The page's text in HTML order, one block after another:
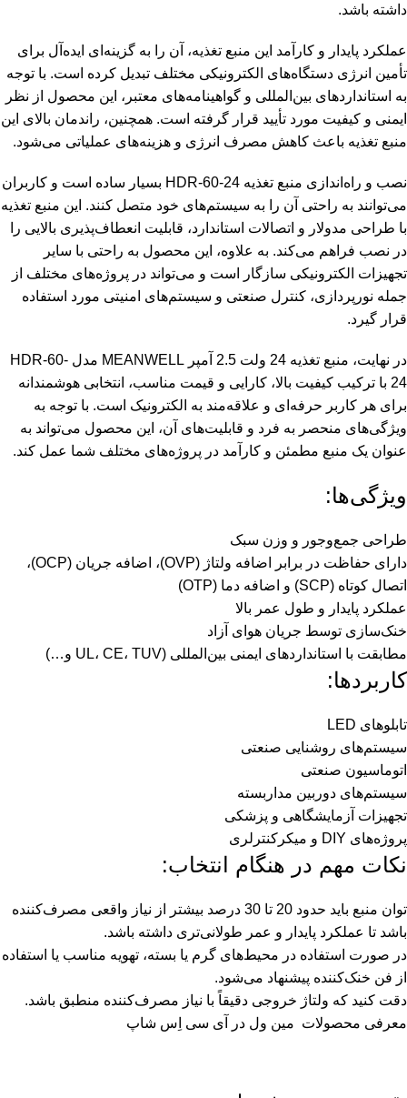
داشته باشد.
عملکرد پایدار و کارآمد این منبع تغذیه، آن را به گزینه‌ای ایده‌آل برای
تأمین انرژی دستگاه‌های الکترونیکی مختلف تبدیل کرده است. با توجه
به استانداردهای بین‌المللی و گواهینامه‌های معتبر، این محصول از نظر
ایمنی و کیفیت مورد تأیید قرار گرفته است. همچنین، راندمان بالای این
منبع تغذیه باعث کاهش مصرف انرژی و هزینه‌های عملیاتی می‌شود.
نصب و راه‌اندازی منبع تغذیه HDR-60-24 بسیار ساده است و کاربران
می‌توانند به راحتی آن را به سیستم‌های خود متصل کنند. این منبع تغذیه
با طراحی مدولار و اتصالات استاندارد، قابلیت انعطاف‌پذیری بالایی را
در نصب فراهم می‌کند. به علاوه، این محصول به راحتی با سایر
تجهیزات الکترونیکی سازگار است و می‌تواند در پروژه‌های مختلف از
جمله نورپردازی، کنترل صنعتی و سیستم‌های امنیتی مورد استفاده
قرار گیرد.
در نهایت، منبع تغذیه 24 ولت 2.5 آمپر MEANWELL مدل HDR-60-
24 با ترکیب کیفیت بالا، کارایی و قیمت مناسب، انتخابی هوشمندانه
برای هر کاربر حرفه‌ای و علاقه‌مند به الکترونیک است. با توجه به
ویژگی‌های منحصر به فرد و قابلیت‌های آن، این محصول می‌تواند به
عنوان یک منبع مطمئن و کارآمد در پروژه‌های مختلف شما عمل کند.
ویژگی‌ها:
طراحی جمع‌وجور و وزن سبک
دارای حفاظت در برابر اضافه ولتاژ (OVP)، اضافه جریان (OCP)،
اتصال کوتاه (SCP) و اضافه دما (OTP)
عملکرد پایدار و طول عمر بالا
خنک‌سازی توسط جریان هوای آزاد
مطابقت با استانداردهای ایمنی بین‌المللی (UL، CE، TUV و…)
کاربردها:
تابلوهای LED
سیستم‌های روشنایی صنعتی
اتوماسیون صنعتی
سیستم‌های دوربین مداربسته
تجهیزات آزمایشگاهی و پزشکی
پروژه‌های DIY و میکرکنترلری
نکات مهم در هنگام انتخاب:
توان منبع باید حدود 20 تا 30 درصد بیشتر از نیاز واقعی مصرف‌کننده
باشد تا عملکرد پایدار و عمر طولانی‌تری داشته باشد.
در صورت استفاده در محیط‌های گرم یا بسته، تهویه مناسب یا استفاده
از فن خنک‌کننده پیشنهاد می‌شود.
دقت کنید که ولتاژ خروجی دقیقاً با نیاز مصرف‌کننده منطبق باشد.
معرفی محصولات مین ول در آی سی اِس شاپ